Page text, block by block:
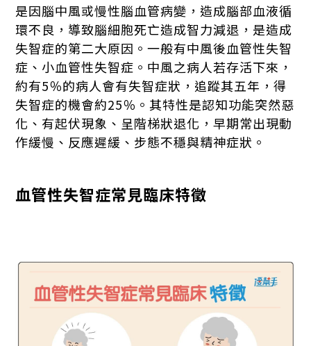
是因腦中風或慢性腦血管病變，造成腦部血液循
環不良，導致腦細胞死亡造成智力減退，是造成
失智症的第二大原因。一般有中風後血管性失智
症、小血管性失智症。中風之病人若存活下來，
約有5％的病人會有失智症狀，追蹤其五年，得
失智症的機會約25％。其特性是認知功能突然惡
化、有起伏現象、呈階梯狀退化，早期常出現動
作緩慢、反應遲緩、步態不穩與精神症狀。
血管性失智症常見臨床特徵